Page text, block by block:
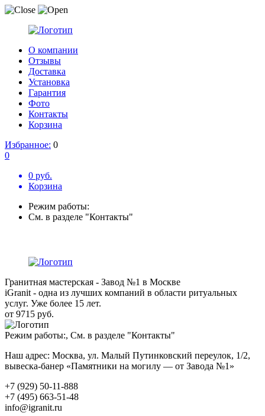
О компании
Отзывы
Доставка
Установка
Гарантия
Фото
Контакты
Корзина
Избранное: 0
0
0 руб.
Корзина
Режим работы:
См. в разделе "Контакты"
Гранитная мастерская - Завод №1 в Москве
iGranit - одна из лучших компаний в области ритуальных
услуг. Уже более 15 лет.
от 9715 руб.
Режим работы:, См. в разделе "Контакты"
Наш адрес: Москва, ул. Малый Путинковский переулок, 1/2,
вывеска-банер «Памятники на могилу — от Завода №1»
+7 (929) 50-11-888
+7 (495) 663-51-48
info@igranit.ru